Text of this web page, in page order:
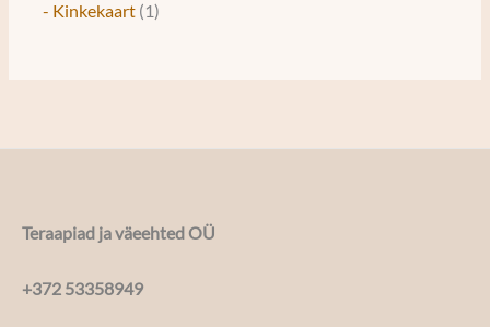
- Kinkekaart 1
Teraapiad ja väeehted OÜ
+372 53358949